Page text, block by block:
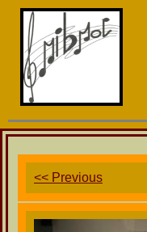
<< Previous